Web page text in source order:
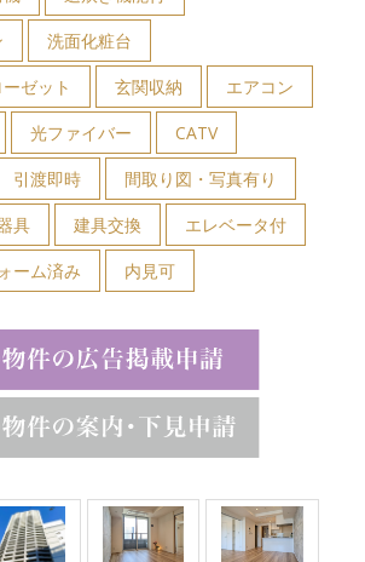
洗面化粧台
ゼット
玄関収納
エアコン
光ファイバー
CATV
引渡即時
間取り図・写真有り
具 建具交換
エレベータ付
ーム済み 内見可